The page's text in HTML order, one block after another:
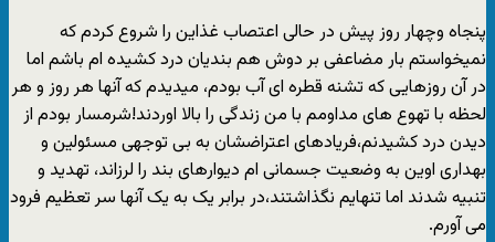
پنجاه وچهار روز پیش در حالی اعتصاب غذاین را شروع کردم که
نمیخواستم بار مضاعفی بر دوش هم بندیان درد کشیده ام باشم اما
در آن روزهایی که تشنه قطره ای آب بودم، میدیدم که آنها هر روز و هر
لحظه با تهوع های مداومم با من زندگی را بالا اوردند!شرمسار بودم از
دیدن درد کشیدنم،فریادهای اعتراضشان به بی توجهی مسئولین و
بهداری اوین به وضعیت جسمانی ام دیوارهای بند را لرزاند، تهدید و
تنبیه شدند اما تنهایم نگذاشتند،در برابر یک به یک آنها سر تعظیم فرود
می آورم.